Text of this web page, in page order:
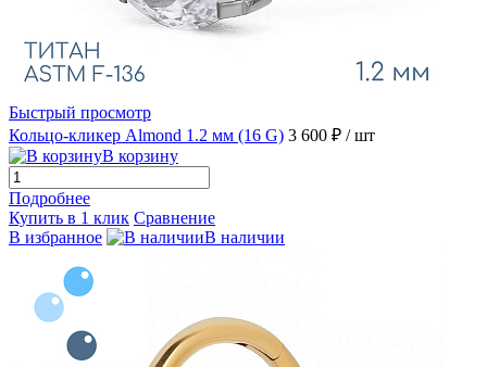
Быстрый просмотр
Кольцо-кликер Almond 1.2 мм (16 G) 3 600 ₽ / шт
В корзину
Подробнее
Купить в 1 клик Сравнение
В избранное
В наличии